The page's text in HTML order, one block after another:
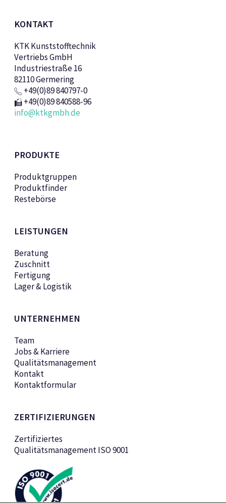
KONTAKT
KTK Kunststofftechnik
Vertriebs GmbH
Industriestraße 16
82110 Germering
+49(0)89 840797-0
+49(0)89 840588-96
info@ktkgmbh.de
PRODUKTE
Produktgruppen
Produktfinder
Restebörse
LEISTUNGEN
Beratung
Zuschnitt
Fertigung
Lager & Logistik
UNTERNEHMEN
Team
Jobs & Karriere
Qualitätsmanagement
Kontakt
Kontaktformular
ZERTIFIZIERUNGEN
Zertifiziertes
Qualitätsmanagement ISO 9001